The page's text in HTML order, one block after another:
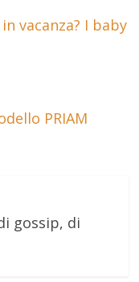
vacanza? I baby
PRIAM
gossip, di